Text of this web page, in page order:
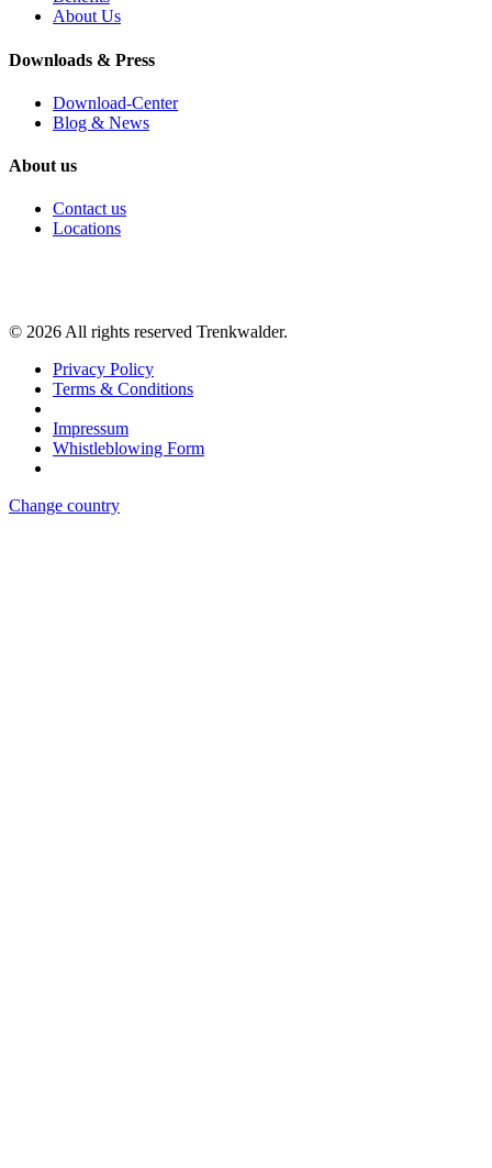
About Us
Downloads & Press
Download-Center
Blog & News
About us
Contact us
Locations
© 2026 All rights reserved Trenkwalder.
Privacy Policy
Terms & Conditions
Impressum
Whistleblowing Form
Change country